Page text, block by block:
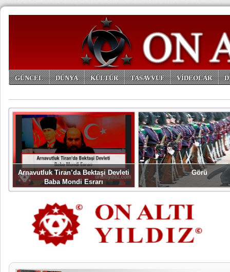
GÜNCEL DÜNYA KÜLTÜR TASAVVUF VİDEOLAR
Arnavutluk Tiran’da Bektaşi Devleti
Baba Mondi Esrarı
Görü